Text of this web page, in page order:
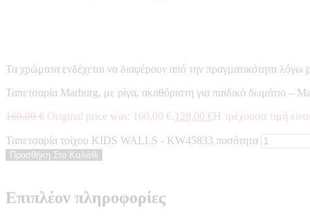
Τα χρώματα ενδέχεται να διαφέρουν από την πραγματικότητα λόγω
Ταπετσαρία Marburg, με ρίγα, ακαθόριστη για παιδικό δωμάτιο –
160,00€ Original price was: 160,00 €. 128,00 €Η τρέχουσα τιμή
Ταπετσαρία τοίχου KIDS WALLS - KW45833 ποσότητα
Προσθήκη Στο Καλάθι
Επιπλέον πληροφορίες